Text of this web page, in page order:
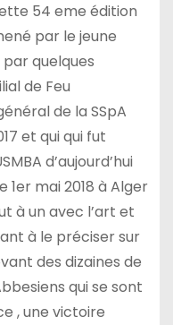
54 eme édition
par le jeune
quelques
de Feu
de la SSpA
et qui qui fut
d’aujourd’hui
mai 2018 à Alger
à un avec l’art et
à le préciser sur
des dizaines de
qui se sont
, une victoire